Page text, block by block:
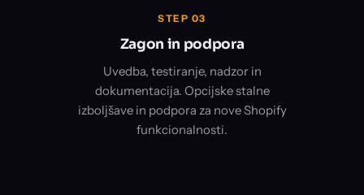
STEP 03
Zagon in podpora
Uvedba, testiranje, nadzor in
dokumentacija. Opcijske stalne
izboljšave in podpora za nove Shopify
funkcionalnosti.